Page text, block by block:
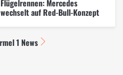
Flügelrennen: Mercedes
wechselt auf Red-Bull-Konzept
1 News